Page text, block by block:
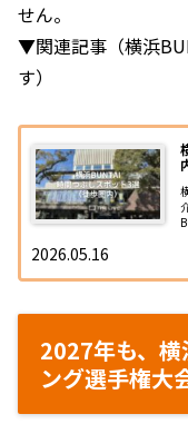
せん。
▼関連記事（横浜
す）
2026.05.16
2027年も、
ング選手権大